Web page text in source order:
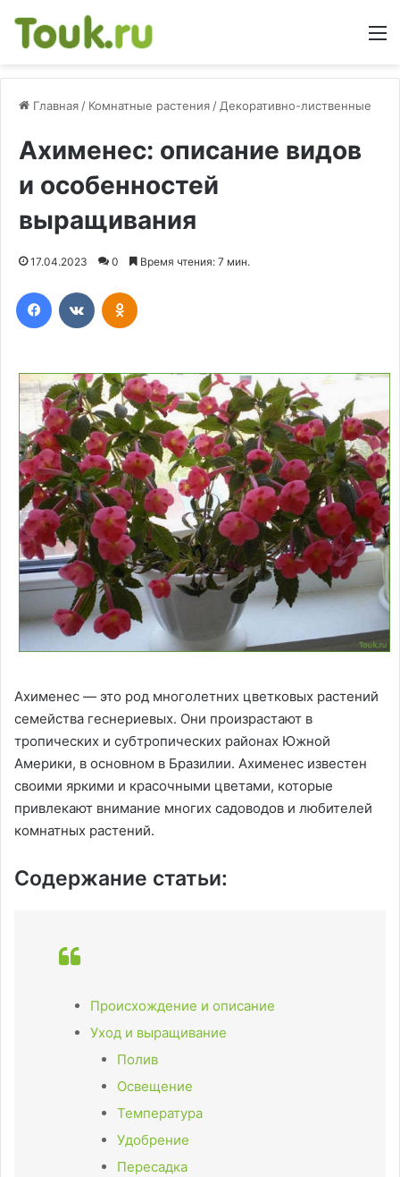
Главная / Комнатные растения / Декоративно-лиственные
Ахименес: описание видов
и особенностей
выращивания
17.04.2023 0 Время чтения: 7 мин.
Ахименес — это род многолетних цветковых растений
семейства геснериевых. Они произрастают в
тропических и субтропических районах Южной
Америки, в основном в Бразилии. Ахименес известен
своими яркими и красочными цветами, которые
привлекают внимание многих садоводов и любителей
комнатных растений.
Содержание статьи:
Происхождение и описание
Уход и выращивание
Полив
Освещение
Температура
Удобрение
Пересадка